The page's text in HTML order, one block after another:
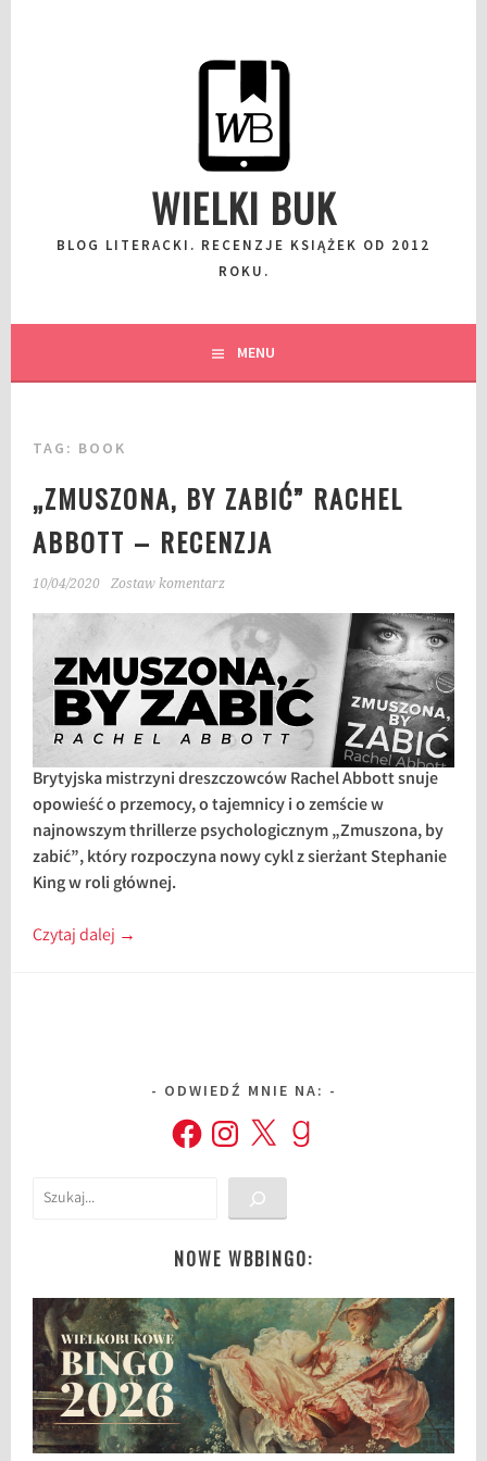
WIELKI BUK
BLOG LITERACKI. RECENZJE KSIĄŻEK OD 2012
ROKU.
MENU
TAG: BOOK
„ZMUSZONA, BY ZABIĆ” RACHEL
ABBOTT – RECENZJA
10/04/2020 Zostaw komentarz
Brytyjska mistrzyni dreszczowców Rachel Abbott snuje
opowieść o przemocy, o tajemnicy i o zemście w
najnowszym thrillerze psychologicznym „Zmuszona, by
zabić”, który rozpoczyna nowy cykl z sierżant Stephanie
King w roli głównej.
Czytaj dalej →
ODWIEDŹ MNIE NA:
FacebookInstagram
X Goodreads
Szukaj
NOWE WBBINGO: